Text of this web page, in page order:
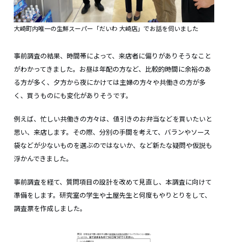
大崎町内唯一の生鮮スーパー「だいわ 大崎店」でお話を伺いました
事前調査の結果、時間帯によって、来店者に偏りがありそうなこと
がわかってきました。お昼は年配の方など、比較的時間に余裕のあ
る方が多く、夕方から夜にかけては主婦の方々や共働きの方が多
く、買うものにも変化がありそうです。
例えば、忙しい共働きの方々は、値引きのお弁当などを買いたいと
思い、来店します。その際、分別の手間を考えて、バランやソース
袋などが少ないものを選ぶのではないか、など新たな疑問や仮説も
浮かんできました。
事前調査を経て、質問項目の設計を改めて見直し、本調査に向けて
準備をします。研究室の学生や土屋先生と何度もやりとりをして、
調査票を作成しました。